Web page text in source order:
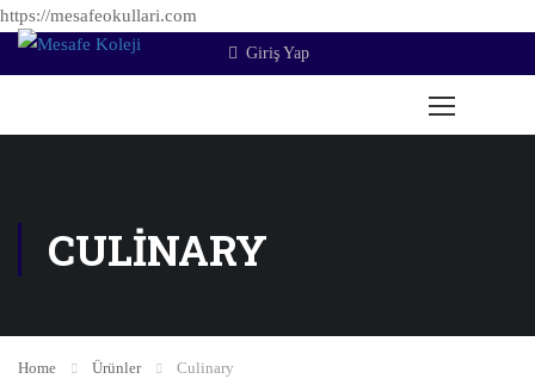
https://mesafeokullari.com
Giriş Yap
CULINARY
Home Ürünler Culinary